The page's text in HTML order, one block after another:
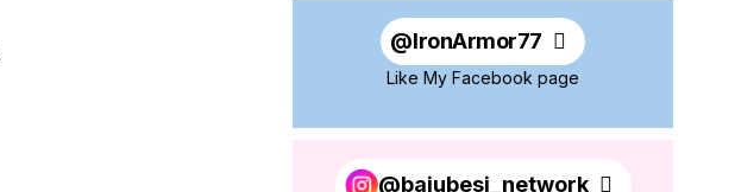
@IronArmor77
Like My Facebook page
@bajubesi_network